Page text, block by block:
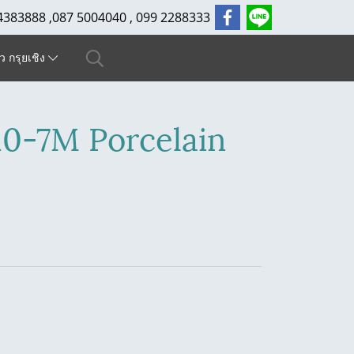
,087 5004040 , 099 2288333
กรุยเชิง
7M Porcelain